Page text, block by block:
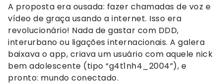
A proposta era ousada: fazer chamadas de voz e
vídeo de graça usando a internet. Isso era
revolucionário! Nada de gastar com DDD,
interurbano ou ligações internacionais. A galera
baixava o app, criava um usuário com aquele nick
bem adolescente (tipo “g4t1nh4_2004”), e
pronto: mundo conectado.